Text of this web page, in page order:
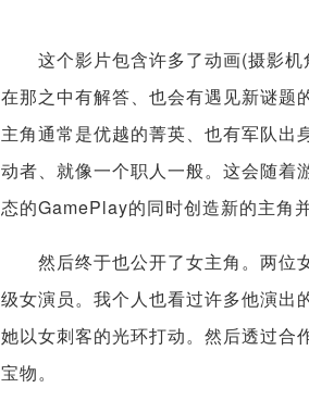
这个影片包含许多了动画(摄影机
在那之中有解答、也会有遇见新谜题
主角通常是优越的菁英、也有军队
动者、就像一个职人一般。这会随着
态的GamePlay的同时创造新的主角
然后终于也公开了女主角。两位
级女演员。我个人也看过许多他演
她以女刺客的光环打动。然后透过合
宝物。